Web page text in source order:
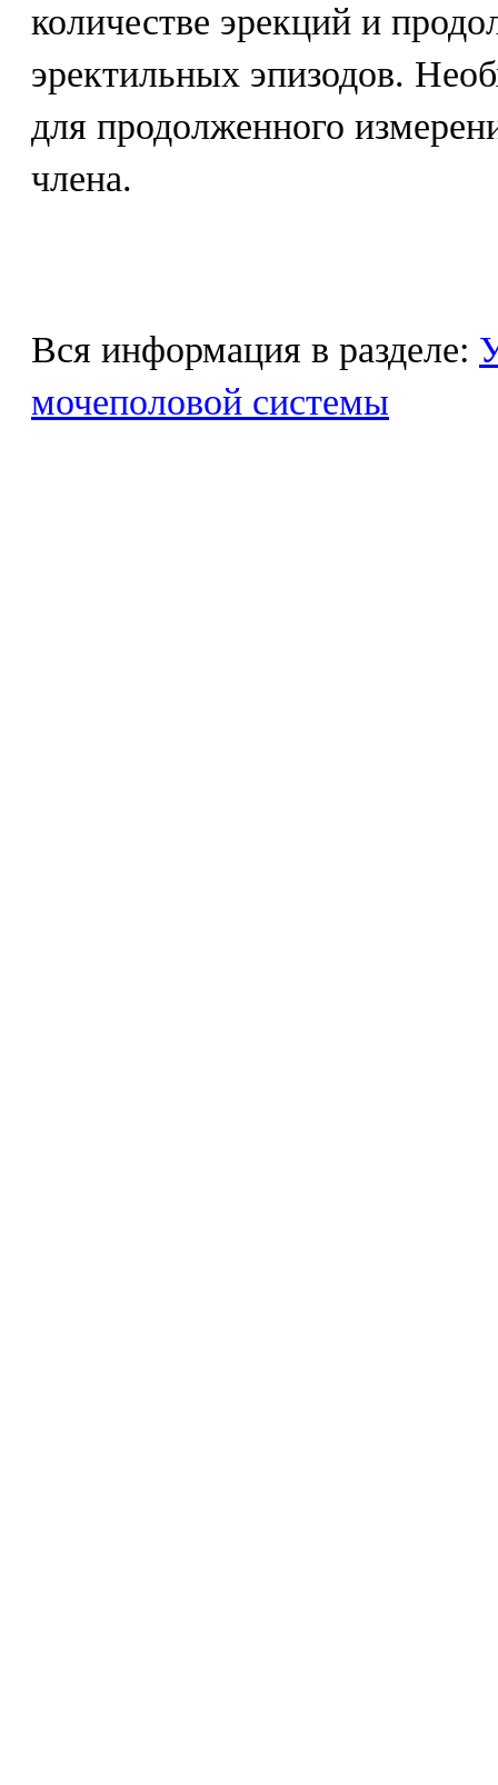
количестве эрекций и
эректильных эпизодов.
для продолженного
члена.
Вся информация в разделе:
мочеполовой системы